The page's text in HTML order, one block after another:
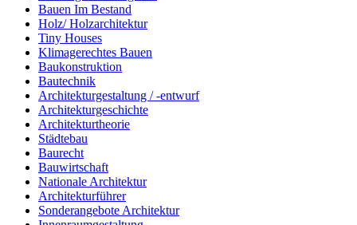
Bauen Im Bestand
Holz/ Holzarchitektur
Tiny Houses
Klimagerechtes Bauen
Baukonstruktion
Bautechnik
Architekturgestaltung / -entwurf
Architekturgeschichte
Architekturtheorie
Städtebau
Baurecht
Bauwirtschaft
Nationale Architektur
Architekturführer
Sonderangebote Architektur